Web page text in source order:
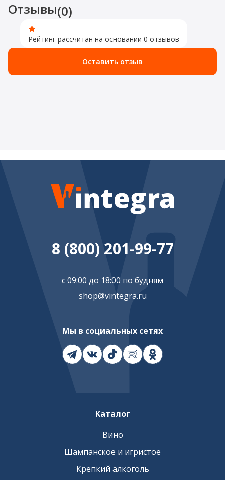
Отзывы(0)
Рейтинг рассчитан на основании 0 отзывов
Оставить отзыв
8 (800) 201-99-77
с 09:00 до 18:00 по будням
shop@vintegra.ru
Мы в социальных сетях
Каталог
Вино
Шампанское и игристое
Крепкий алкоголь